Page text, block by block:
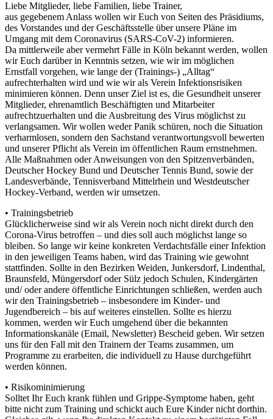
Liebe Mitglieder, liebe Familien, liebe Trainer,
aus gegebenem Anlass wollen wir Euch von Seiten des Präsidiums,
des Vorstandes und der Geschäftsstelle über unsere Pläne im
Umgang mit dem Coronavirus (SARS-CoV-2) informieren.
Da mittlerweile aber vermehrt Fälle in Köln bekannt werden, wollen
wir Euch darüber in Kenntnis setzen, wie wir im möglichen
Ernstfall vorgehen, wie lange der (Trainings-) „Alltag“
aufrechterhalten wird und wie wir als Verein Infektionsrisiken
minimieren können. Denn unser Ziel ist es, die Gesundheit unserer
Mitglieder, ehrenamtlich Beschäftigten und Mitarbeiter
aufrechtzuerhalten und die Ausbreitung des Virus möglichst zu
verlangsamen. Wir wollen weder Panik schüren, noch die Situation
verharmlosen, sondern den Sachstand verantwortungsvoll bewerten
und unserer Pflicht als Verein im öffentlichen Raum ernstnehmen.
Alle Maßnahmen oder Anweisungen von den Spitzenverbänden,
Deutscher Hockey Bund und Deutscher Tennis Bund, sowie der
Landesverbände, Tennisverband Mittelrhein und Westdeutscher
Hockey-Verband, werden wir umsetzen.
• Trainingsbetrieb
Glücklicherweise sind wir als Verein noch nicht direkt durch den
Corona-Virus betroffen – und dies soll auch möglichst lange so
bleiben. So lange wir keine konkreten Verdachtsfälle einer Infektion
in den jeweiligen Teams haben, wird das Training wie gewohnt
stattfinden. Sollte in den Bezirken Weiden, Junkersdorf, Lindenthal,
Braunsfeld, Müngersdorf oder Sülz jedoch Schulen, Kindergärten
und/ oder andere öffentliche Einrichtungen schließen, werden auch
wir den Trainingsbetrieb – insbesondere im Kinder- und
Jugendbereich – bis auf weiteres einstellen. Sollte es hierzu
kommen, werden wir Euch umgehend über die bekannten
Informationskanäle (Email, Newsletter) Bescheid geben. Wir setzen
uns für den Fall mit den Trainern der Teams zusammen, um
Programme zu erarbeiten, die individuell zu Hause durchgeführt
werden können.
• Risikominimierung
Solltet Ihr Euch krank fühlen und Grippe-Symptome haben, geht
bitte nicht zum Training und schickt auch Eure Kinder nicht dorthin.